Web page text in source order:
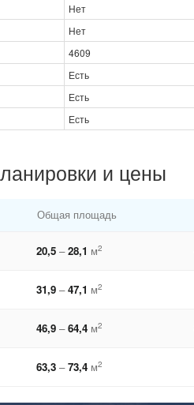
Нет
Нет
4609
Есть
Есть
Есть
и цены
Общая площадь
20,5 –28,1 м2
31,9 –47,1 м2
46,9 –64,4 м2
63,3 –73,4 м2